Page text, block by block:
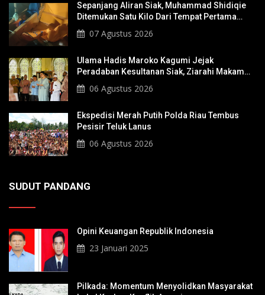
Sepanjang Aliran Siak, Muhammad Shidiqie
Ditemukan Satu Kilo Dari Tempat Pertama
Tenggelam
07 Agustus 2026
Ulama Hadis Maroko Kagumi Jejak
Peradaban Kesultanan Siak, Ziarahi Makam
Sultan Hingga Pendiri Pekanbaru
06 Agustus 2026
Ekspedisi Merah Putih Polda Riau Tembus
Pesisir Teluk Lanus
06 Agustus 2026
SUDUT PANDANG
Opini Keuangan Republik Indonesia
23 Januari 2025
Pilkada: Momentum Menyolidkan Masyarakat